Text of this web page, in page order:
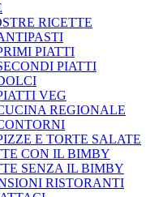
RICETTE
PIATTI
PIATTI
VEG
REGIONALE
E TORTE SALATE
CON IL BIMBY
SENZA IL BIMBY
RISTORANTI